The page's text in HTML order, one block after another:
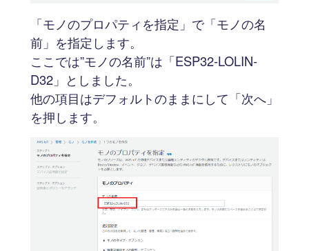
「モノのプロパティを指定」で「モノの名
前」を指定します。
ここでは”モノの名前”は「ESP32-LOLIN-
D32」としました。
他の項目はデフォルトのままにして「次へ」
を押します。